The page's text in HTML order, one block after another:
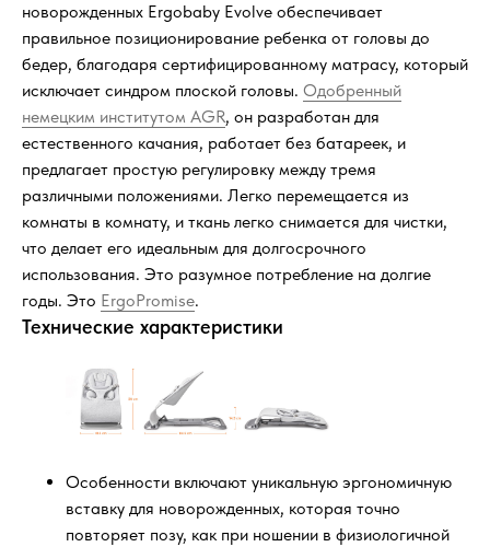
новорожденных Ergobaby Evolve обеспечивает
правильное позиционирование ребенка от головы до
бедер, благодаря сертифицированному матрасу, который
исключает синдром плоской головы. Одобренный
немецким институтом AGR, он разработан для
естественного качания, работает без батареек, и
предлагает простую регулировку между тремя
различными положениями. Легко перемещается из
комнаты в комнату, и ткань легко снимается для чистки,
что делает его идеальным для долгосрочного
использования. Это разумное потребление на долгие
годы. Это ErgoPromise.
Технические характеристики
Особенности включают уникальную эргономичную
вставку для новорожденных, которая точно
повторяет позу, как при ношении в физиологичной